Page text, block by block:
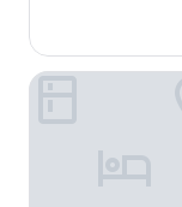
ulasan)
fave+ hotel